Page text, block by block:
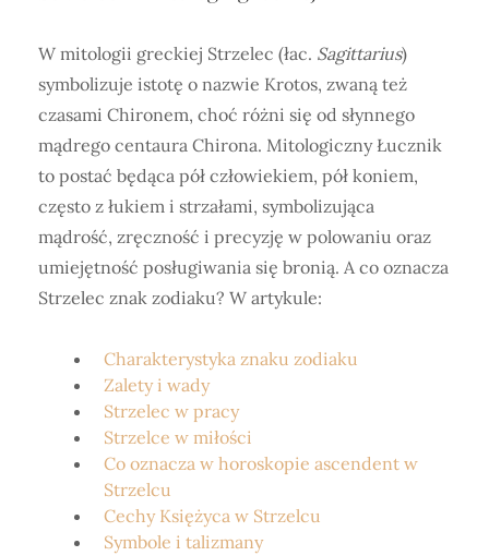
W mitologii greckiej Strzelec (łac. Sagittarius)
symbolizuje istotę o nazwie Krotos, zwaną też
czasami Chironem, choć różni się od słynnego
mądrego centaura Chirona. Mitologiczny Łucznik
to postać będąca pół człowiekiem, pół koniem,
często z łukiem i strzałami, symbolizująca
mądrość, zręczność i precyzję w polowaniu oraz
umiejętność posługiwania się bronią. A co oznacza
Strzelec znak zodiaku? W artykule:
Charakterystyka znaku zodiaku
Zalety i wady
Strzelec w pracy
Strzelce w miłości
Co oznacza w horoskopie ascendent w
Strzelcu
Cechy Księżyca w Strzelcu
Symbole i talizmany